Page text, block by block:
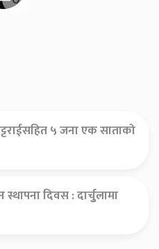
५ जना एक साताको
दिवस : दार्चुुलामा